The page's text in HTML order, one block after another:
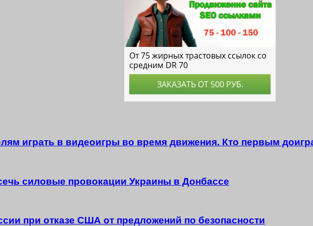
играть в видеоигры во время движения. Кто первым
силовые провокации Украины в Донбассе
при отказе США от предложений по безопасности